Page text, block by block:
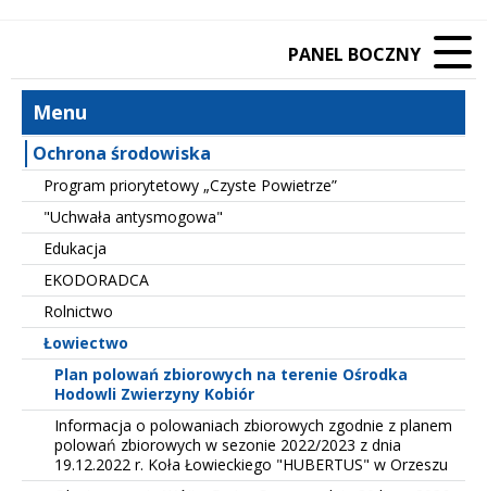
PANEL BOCZNY
Menu
Ochrona środowiska
Program priorytetowy „Czyste Powietrze”
"Uchwała antysmogowa"
Edukacja
EKODORADCA
Rolnictwo
Łowiectwo
Plan polowań zbiorowych na terenie Ośrodka
Hodowli Zwierzyny Kobiór
Informacja o polowaniach zbiorowych zgodnie z planem
polowań zbiorowych w sezonie 2022/2023 z dnia
19.12.2022 r. Koła Łowieckiego "HUBERTUS" w Orzeszu